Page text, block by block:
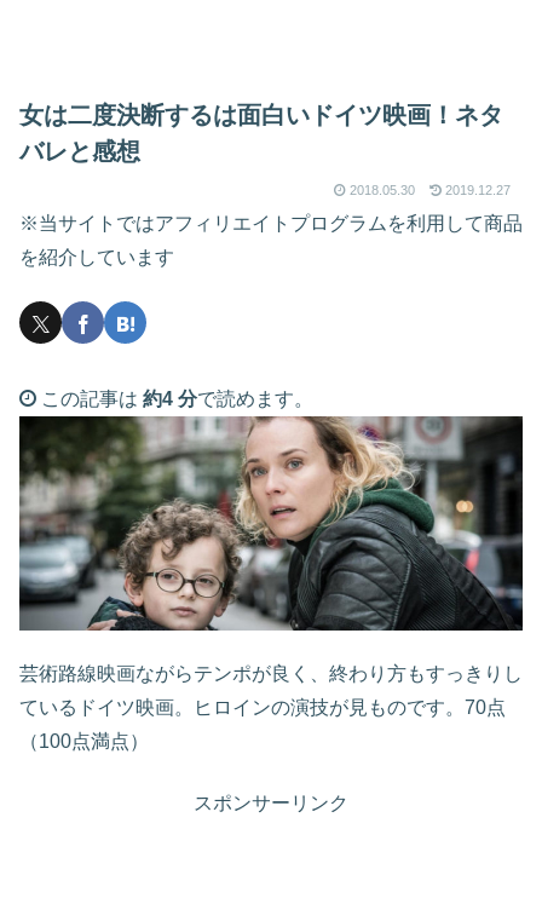
女は二度決断するは面白いドイツ映画！ネタ
バレと感想
2018.05.30 2019.12.27
※当サイトではアフィリエイトプログラムを利用して商品
を紹介しています
この記事は 約4 分で読めます。
芸術路線映画ながらテンポが良く、終わり方もすっきりし
ているドイツ映画。ヒロインの演技が見ものです。70点
（100点満点）
スポンサーリンク